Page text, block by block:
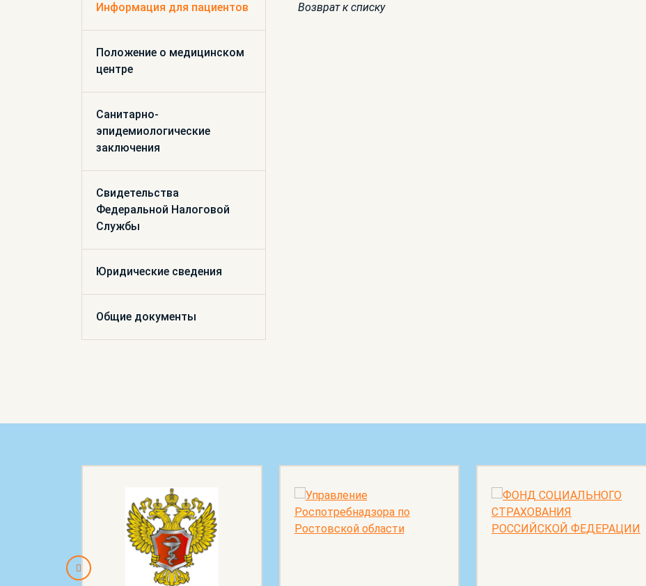
Информация для пациентов
Положение о медицинском
центре
Санитарно-
эпидемиологические
заключения
Свидетельства
Федеральной Налоговой
Службы
Юридические сведения
Общие документы
Возврат к списку